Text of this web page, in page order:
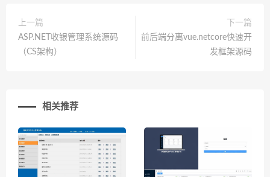
上一篇
ASP.NET收银管理系统源码
（CS架构）
下一篇
前后端分离vue.netcore快速开
发框架源码
相关推荐